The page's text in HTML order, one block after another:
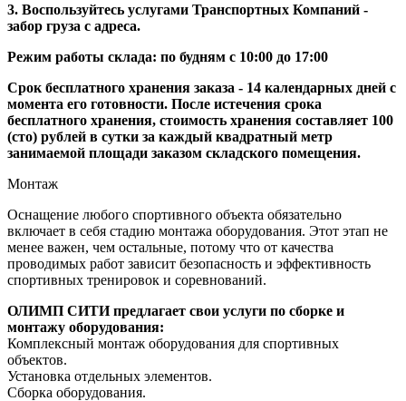
3. Воспользуйтесь услугами Транспортных Компаний -
забор груза с адреса.
Режим работы склада: по будням с 10:00 до 17:00
Срок бесплатного хранения заказа - 14 календарных дней с
момента его готовности. После истечения срока
бесплатного хранения, стоимость хранения составляет 100
(сто) рублей в сутки за каждый квадратный метр
занимаемой площади заказом складского помещения.
Монтаж
Оснащение любого спортивного объекта обязательно
включает в себя стадию монтажа оборудования. Этот этап не
менее важен, чем остальные, потому что от качества
проводимых работ зависит безопасность и эффективность
спортивных тренировок и соревнований.
ОЛИМП СИТИ предлагает свои услуги по сборке и
монтажу оборудования:
Комплексный монтаж оборудования для спортивных
объектов.
Установка отдельных элементов.
Сборка оборудования.